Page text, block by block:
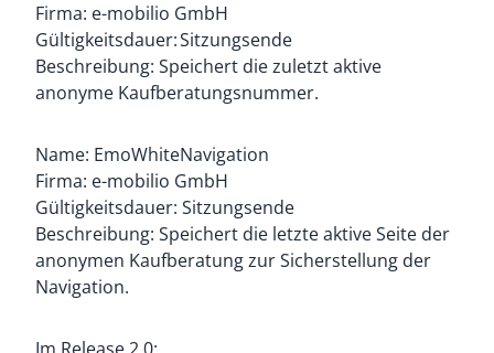
Firma: e-mobilio GmbH
Gültigkeitsdauer: Sitzungsende
Beschreibung: Speichert die zuletzt aktive
anonyme Kaufberatungsnummer.
Name: EmoWhiteNavigation
Firma: e-mobilio GmbH
Gültigkeitsdauer: Sitzungsende
Beschreibung: Speichert die letzte aktive Seite der
anonymen Kaufberatung zur Sicherstellung der
Navigation.